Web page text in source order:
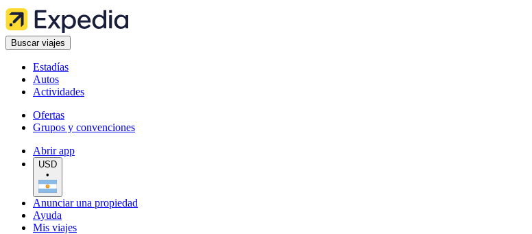
Buscar viajes
Estadías
Autos
Actividades
Ofertas
Grupos y convenciones
Abrir app
USD
•
Anunciar una propiedad
Ayuda
Mis viajes